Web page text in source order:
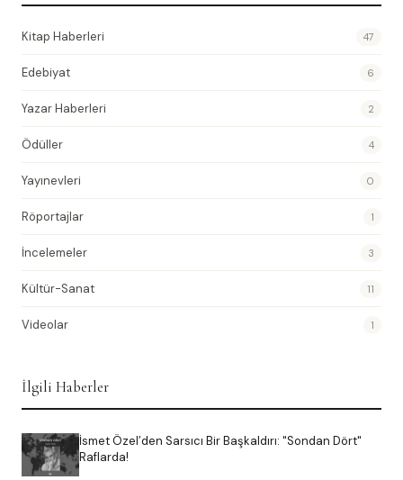
Kitap Haberleri 47
Edebiyat 6
Yazar Haberleri 2
Ödüller 4
Yayınevleri 0
Röportajlar 1
İncelemeler 3
Kültür-Sanat 11
Videolar 1
İlgili Haberler
İsmet Özel’den Sarsıcı Bir Başkaldırı: "Sondan Dört"
Raflarda!